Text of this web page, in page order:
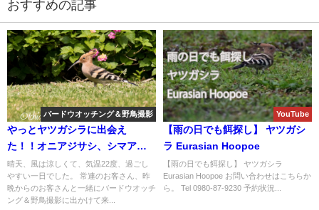
おすすめの記事
バードウオッチング＆野鳥撮影
やっとヤツガシラに出会え
た！！オニアジサシ、シマアジ
にシギチ渡来！！バードウオッ
チング＆野鳥撮影ガイド。
晴天、風は涼しくて、気温22度、過ごし
やすい一日でした。 常連のお客さん、昨
晩からのお客さんと一緒にバードウオッチ
ング＆野鳥撮影に出かけて来...
YouTube
【雨の日でも餌探し】 ヤツガシ
ラ Eurasian Hoopoe
【雨の日でも餌探し】 ヤツガシラ
Eurasian Hoopoe お問い合わせはこちらか
ら。 Tel 0980-87-9230 予約状況...